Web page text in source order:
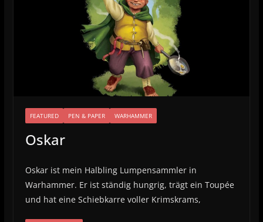
FEATURED PEN & PAPER WARHAMMER
Oskar
Oskar ist mein Halbling Lumpensammler in
Warhammer. Er ist ständig hungrig, trägt ein Toupée
und hat eine Schiebkarre voller Krimskrams,